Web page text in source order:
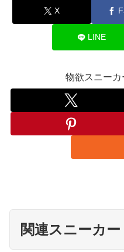
X
LINE
物欲スニーカ
関連スニーカー